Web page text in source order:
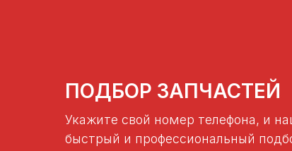
ПОДБОР ЗАПЧАСТЕЙ
Укажите свой номер телефона, и
быстрый и профессиональный